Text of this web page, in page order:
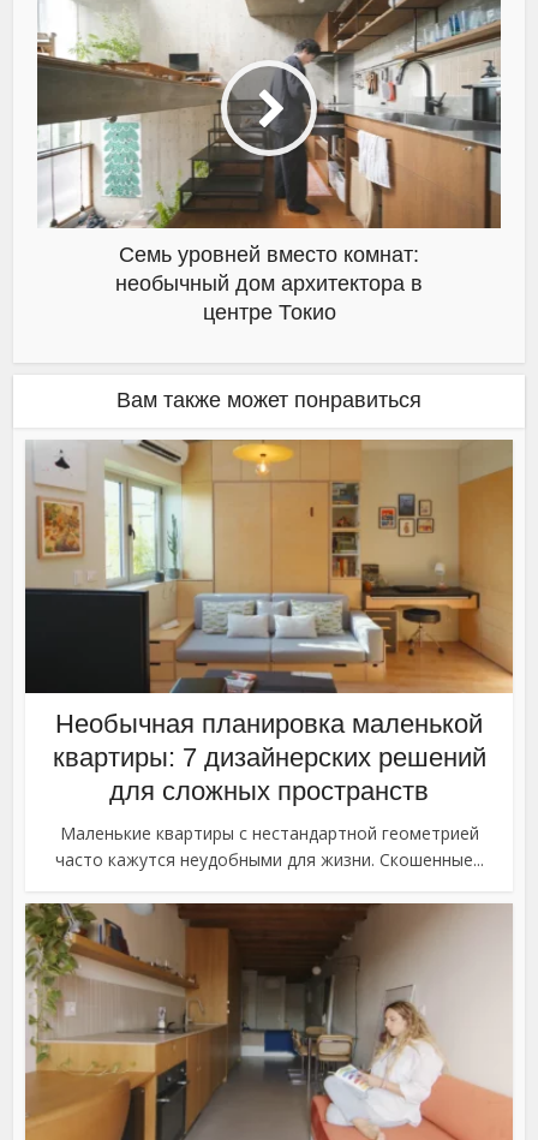
Семь уровней вместо комнат:
необычный дом архитектора в
центре Токио
Вам также может понравиться
Необычная планировка маленькой
квартиры: 7 дизайнерских решений
для сложных пространств
Маленькие квартиры с нестандартной геометрией
часто кажутся неудобными для жизни. Скошенные...